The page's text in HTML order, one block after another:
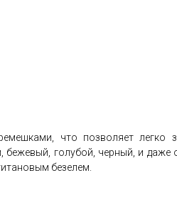
что позволяет легко
голубой, черный, и даже
безелем.